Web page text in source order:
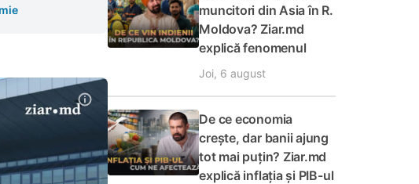
muncitori din Asia în R.
Moldova? Ziar.md
explică fenomenul
Joi, 6 august
De ce economia
crește, dar banii ajung
tot mai puțin? Ziar.md
explică inflația și PIB-ul